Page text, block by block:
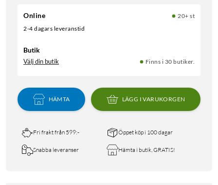
Online
20+ st
2-4 dagars leveranstid
Butik
Välj din butik Finns i 30 butiker.
HÄMTA LÄGG I VARUKORGEN
Fri frakt från 599:- Öppet köp i 100 dagar
Snabba leveranser Hämta i butik, GRATIS!